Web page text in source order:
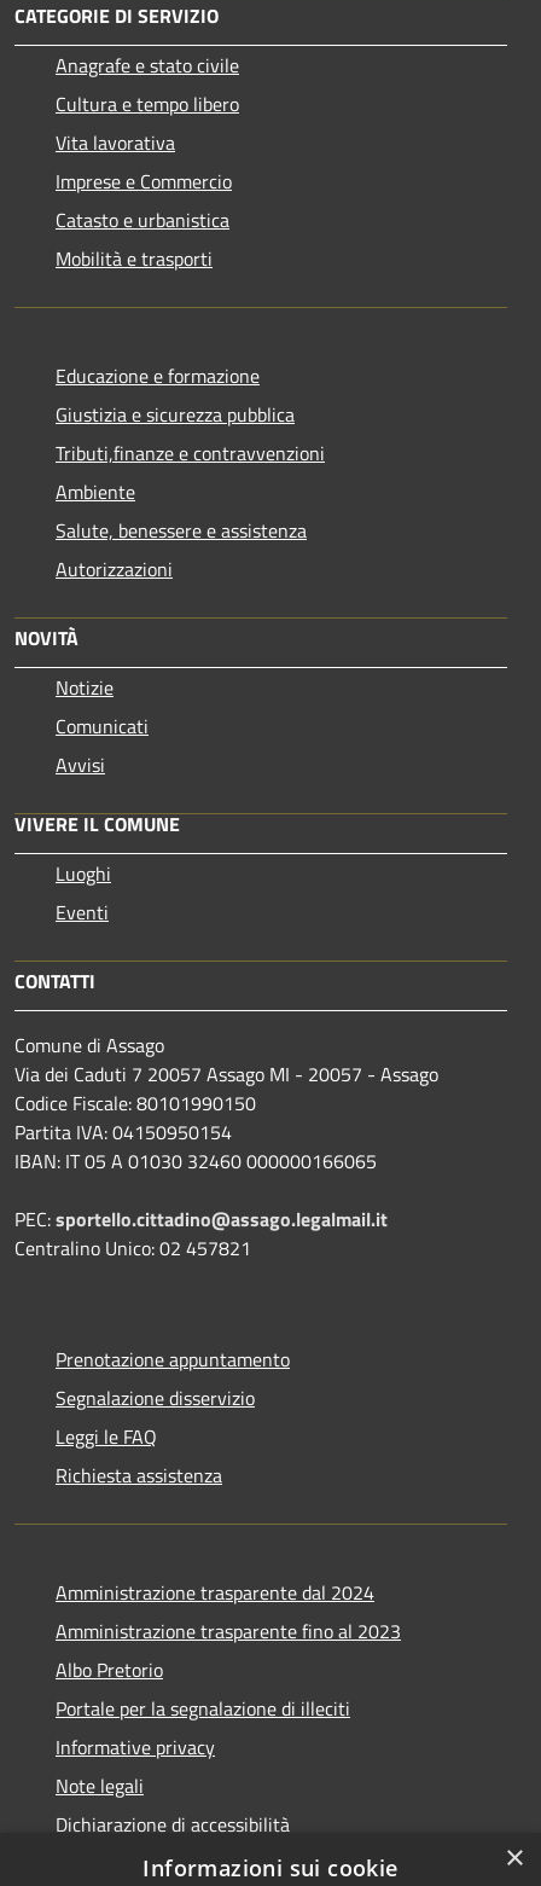
CATEGORIE DI SERVIZIO
Anagrafe e stato civile
Cultura e tempo libero
Vita lavorativa
Imprese e Commercio
Catasto e urbanistica
Mobilità e trasporti
Educazione e formazione
Giustizia e sicurezza pubblica
Tributi,finanze e contravvenzioni
Ambiente
Salute, benessere e assistenza
Autorizzazioni
NOVITÀ
Notizie
Comunicati
Avvisi
VIVERE IL COMUNE
Luoghi
Eventi
CONTATTI
Comune di Assago
Via dei Caduti 7 20057 Assago MI - 20057 - Assago
Codice Fiscale: 80101990150
Partita IVA: 04150950154
IBAN: IT 05 A 01030 32460 000000166065
PEC:sportello.cittadino@assago.legalmail.it
Centralino Unico: 02 457821
Prenotazione appuntamento
Segnalazione disservizio
Leggi le FAQ
Richiesta assistenza
Amministrazione trasparente dal 2024
Amministrazione trasparente fino al 2023
Albo Pretorio
Portale per la segnalazione di illeciti
Informative privacy
Note legali
Dichiarazione di accessibilità
Segnalazioni di inaccessibilità
×
Informazioni sui cookie